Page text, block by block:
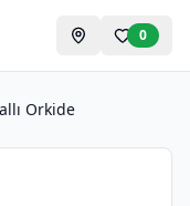
0
Orkide